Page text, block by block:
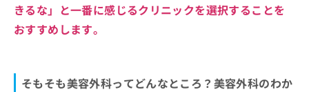
きるな」と一番に感じるクリニックを選択することを
おすすめします。
そもそも美容外科ってどんなところ？美容外科のわか